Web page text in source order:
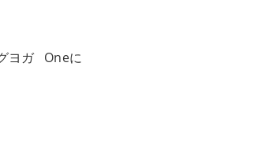
ヨガ Oneに